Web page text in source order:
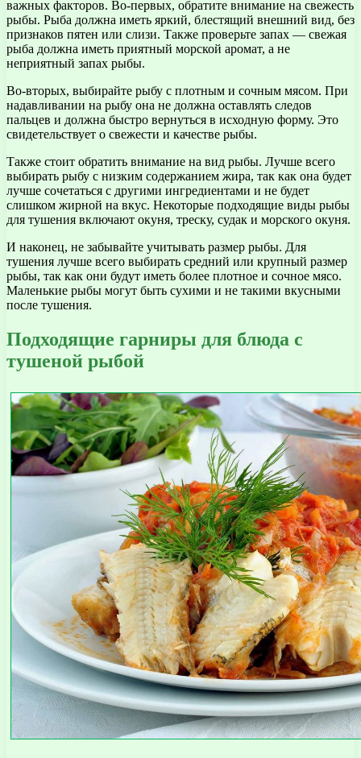
важных факторов. Во-первых, обратите внимание на свежесть
рыбы. Рыба должна иметь яркий, блестящий внешний вид, без
признаков пятен или слизи. Также проверьте запах — свежая
рыба должна иметь приятный морской аромат, а не
неприятный запах рыбы.
Во-вторых, выбирайте рыбу с плотным и сочным мясом. При
надавливании на рыбу она не должна оставлять следов
пальцев и должна быстро вернуться в исходную форму. Это
свидетельствует о свежести и качестве рыбы.
Также стоит обратить внимание на вид рыбы. Лучше всего
выбирать рыбу с низким содержанием жира, так как она будет
лучше сочетаться с другими ингредиентами и не будет
слишком жирной на вкус. Некоторые подходящие виды рыбы
для тушения включают окуня, треску, судак и морского окуня.
И наконец, не забывайте учитывать размер рыбы. Для
тушения лучше всего выбирать средний или крупный размер
рыбы, так как они будут иметь более плотное и сочное мясо.
Маленькие рыбы могут быть сухими и не такими вкусными
после тушения.
Подходящие гарниры для блюда с
тушеной рыбой